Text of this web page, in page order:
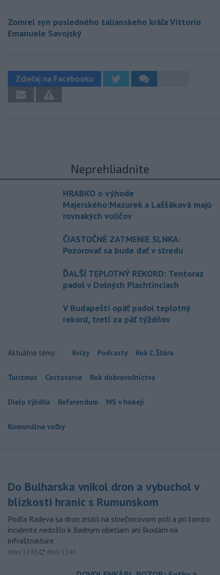
Zomrel syn posledného talianskeho kráľa Vittorio
Emanuele Savojský
Zdieľaj na Facebooku
Neprehliadnite
HRABKO o výhode
Majerského:Mazurek a Laššáková majú
rovnakých voličov
ČIASTOČNÉ ZATMENIE SLNKA:
Pozorovať sa bude dať v stredu
ĎALŠÍ TEPLOTNÝ REKORD: Tentoraz
padol v Dolných Plachtinciach
V Budapešti opäť padol teplotný
rekord, tretí za päť týždňov
Aktuálne témy: Kvízy Podcasty Rok Ľ.Štúra
Turizmus Cestovanie Rok dobrovoľníctva
Dielo týždňa Referendum MS v hokeji
Komunálne voľby
Do Bulharska vnikol dron a vybuchol v
blízkosti hraníc s Rumunskom
Podľa Radeva sa dron zrútil na slnečnicovom poli a pri tomto
incidente nedošlo k žiadnym obetiam ani škodám na
infraštruktúre.
dnes 12:45, aktualizované
dnes 13:45